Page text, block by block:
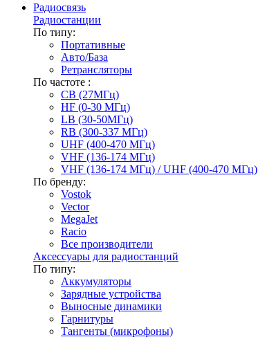
Радиосвязь
Радиостанции
По типу:
Портативные
Авто/База
Ретрансляторы
По частоте :
CB (27МГц)
HF (0-30 МГц)
LB (30-50МГц)
RB (300-337 МГц)
UHF (400-470 МГц)
VHF (136-174 МГц)
VHF (136-174 МГц) / UHF (400-470 МГц)
По бренду:
Vostok
Vector
MegaJet
Racio
Все производители
Аксессуары для радиостанций
По типу:
Аккумуляторы
Зарядные устройства
Выносные динамики
Гарнитуры
Тангенты (микрофоны)